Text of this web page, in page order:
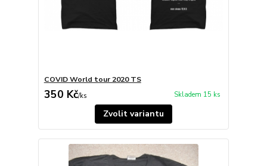
COVID World tour 2020 TS
350 Kč/ks Skladem 15 ks
Zvolit variantu